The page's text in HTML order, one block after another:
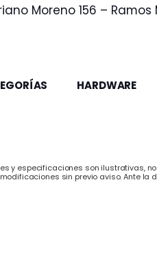
Moreno 156 – Ramos
HARDWARE
y especificaciones son ilustrativas,
sin previo aviso. Ante la